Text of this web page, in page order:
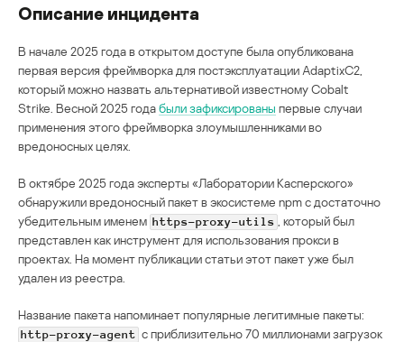
Описание инцидента
В начале 2025 года в открытом доступе была опубликована
первая версия фреймворка для постэксплуатации AdaptixC2,
который можно назвать альтернативой известному Cobalt
Strike. Весной 2025 годабыли зафиксированы первые случаи
применения этого фреймворка злоумышленниками во
вредоносных целях.
В октябре 2025 года эксперты «Лаборатории Касперского»
обнаружили вредоносный пакет в экосистеме npm с достаточно
убедительным именем https-proxy-utils
, который был
представлен как инструмент для использования прокси в
проектах. На момент публикации статьи этот пакет уже был
удален из реестра.
Название пакета напоминает популярные легитимные пакеты:
http-proxy-agent с приблизительно 70 миллионами загрузок